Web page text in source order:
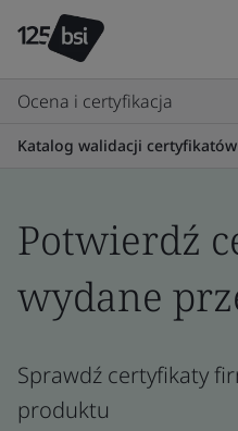
Ocena i certyfikacja
Katalog walidacji certyfikatów
Potwierdź
wydane
Sprawdź certyfikaty
produktu